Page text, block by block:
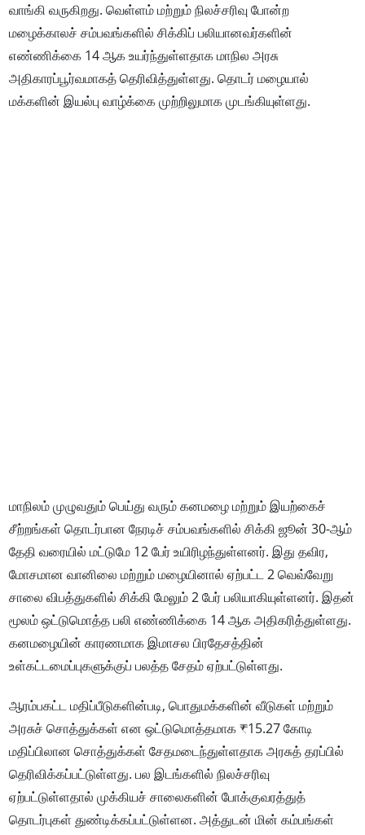
வாங்கி வருகிறது. வெள்ளம் மற்றும் நிலச்சரிவு போன்ற
மழைக்காலச் சம்பவங்களில் சிக்கிப் பலியானவர்களின்
எண்ணிக்கை 14 ஆக உயர்ந்துள்ளதாக மாநில அரசு
அதிகாரப்பூர்வமாகத் தெரிவித்துள்ளது. தொடர் மழையால்
மக்களின் இயல்பு வாழ்க்கை முற்றிலுமாக முடங்கியுள்ளது.
மாநிலம் முழுவதும் பெய்து வரும் கனமழை மற்றும் இயற்கைச்
சீற்றங்கள் தொடர்பான நேரடிச் சம்பவங்களில் சிக்கி ஜூன் 30-ஆம்
தேதி வரையில் மட்டுமே 12 பேர் உயிரிழந்துள்ளனர். இது தவிர,
மோசமான வானிலை மற்றும் மழையினால் ஏற்பட்ட 2 வெவ்வேறு
சாலை விபத்துகளில் சிக்கி மேலும் 2 பேர் பலியாகியுள்ளனர். இதன்
மூலம் ஒட்டுமொத்த பலி எண்ணிக்கை 14 ஆக அதிகரித்துள்ளது.
கனமழையின் காரணமாக இமாசல பிரதேசத்தின்
உள்கட்டமைப்புகளுக்குப் பலத்த சேதம் ஏற்பட்டுள்ளது.
ஆரம்பகட்ட மதிப்பீடுகளின்படி, பொதுமக்களின் வீடுகள் மற்றும்
அரசுச் சொத்துக்கள் என ஒட்டுமொத்தமாக ₹15.27 கோடி
மதிப்பிலான சொத்துக்கள் சேதமடைந்துள்ளதாக அரசுத் தரப்பில்
தெரிவிக்கப்பட்டுள்ளது. பல இடங்களில் நிலச்சரிவு
ஏற்பட்டுள்ளதால் முக்கியச் சாலைகளின் போக்குவரத்துத்
தொடர்புகள் துண்டிக்கப்பட்டுள்ளன. அத்துடன் மின் கம்பங்கள்